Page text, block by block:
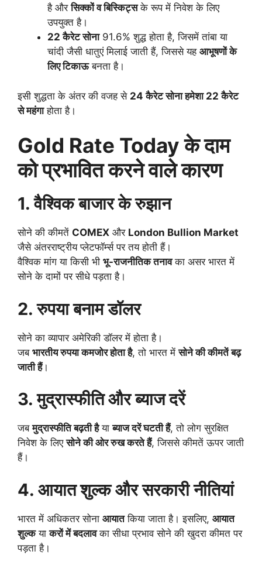
है औरसिक्कों व बिस्किट्सके रूप में निवेश के लिए
उपयुक्त है।
22 कैरेट सोना91.6% शुद्ध होता है, जिसमें तांबा या
चांदी जैसी धातुएं मिलाई जाती हैं, जिससे यह आभूषणों के
लिए टिकाऊबनता है।
इसी शुद्धता के अंतर की वजह से 24 कैरेट सोना हमेशा 22 कैरेट
से महंगाहोता है।
Gold Rate Todayके दाम
को प्रभावित करने वाले कारण
1. वैश्विक बाजार के रुझान
सोने की कीमतें COMEX और London Bullion Market
जैसे अंतरराष्ट्रीय प्लेटफॉर्म्स पर तय होती हैं।
वैश्विक मांग या किसी भी भू-राजनीतिक तनावका असर भारत में
सोने के दामों पर सीधे पड़ता है।
2. रुपया बनाम डॉलर
सोने का व्यापार अमेरिकी डॉलर में होता है।
जब भारतीय रुपया कमजोर होता है, तो भारत मेंसोने की कीमतें बढ़
जाती हैं।
3. मुद्रास्फीति और ब्याज दरें
जबमुद्रास्फीति बढ़ती हैयाब्याज दरें घटती हैं, तो लोग सुरक्षित
निवेश के लिएसोने की ओर रुख करते हैं, जिससे कीमतें ऊपर जाती
हैं।
4. आयात शुल्क और सरकारी नीतियां
भारत में अधिकतर सोना आयातकिया जाता है। इसलिए, आयात
शुल्कयाकरों में बदलावका सीधा प्रभाव सोने की खुदरा कीमत पर
पड़ता है।